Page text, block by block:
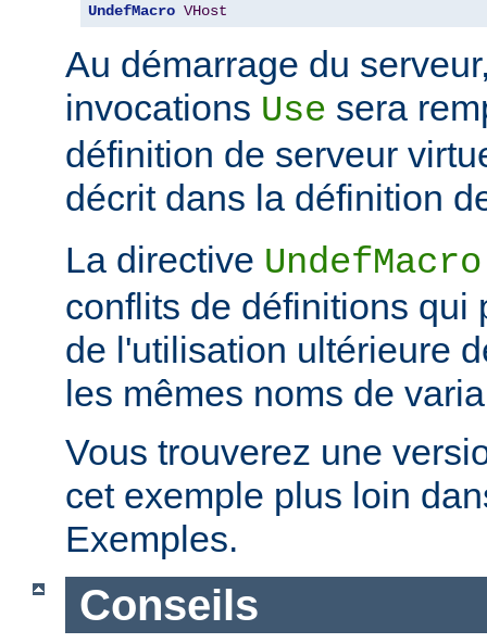
UndefMacro VHost
Au démarrage du
invocations Use sera
définition de serveur
décrit dans la définition
La directive UndefMacro
conflits de définitions qui
de l'utilisation ultérieure
les mêmes noms de
Vous trouverez une
cet exemple plus loin
Exemples.
Conseils